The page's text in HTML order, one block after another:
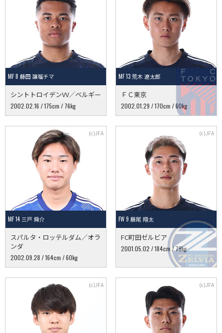
MF 8 藤田 譲瑠チマ
シントトロイデンVV／ベルギー
2002.02.16 / 175cm / 76kg
MF 13 荒木 遼太郎
ＦＣ東京
2002.01.29 / 170cm / 60kg
MF 14 三戸 舜介
スパルタ・ロッテルダム／オラ
ンダ
2002.09.28 / 164cm / 60kg
FW 9 藤尾 翔太
FC町田ゼルビア
2001.05.02 / 184cm / 79kg